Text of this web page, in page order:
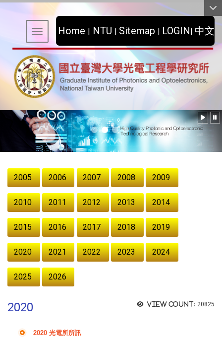
Home | NTU | Sitemap | LOGIN| 中文
Toggle navigation
2005
2006 2007 2008 2009
2010 2011 2012 2013 2014
2015 2016 2017 2018 2019
2020 2021 2022 2023 2024
2025 2026
View count: 20825
2020
2020 光電所所訊